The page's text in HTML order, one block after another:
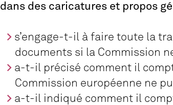
dans des caricatures et propos
s’engage-t-il à faire toute la
documents si la Commission
a-t-il précisé comment il
Commission européenne ne
a-t-il indiqué comment il